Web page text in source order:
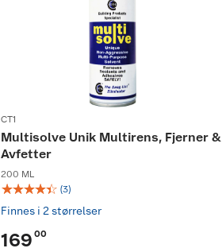
CT1
Multisolve Unik Multirens, Fjerner &
Avfetter
200 ML
☆☆☆☆☆ (3)
Finnes i 2 størrelser
169 00